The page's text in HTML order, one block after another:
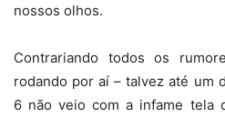
nossos olhos.
Contrariando todos os
rodando por aí – talvez até um
6 não veio com a infame tela